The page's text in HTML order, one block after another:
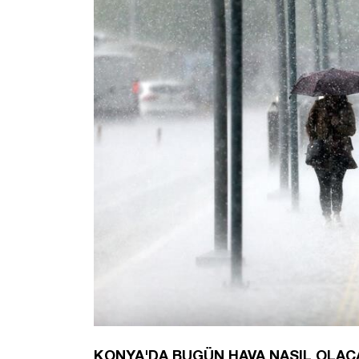
KONYA'DA BUGÜN HAVA NASIL